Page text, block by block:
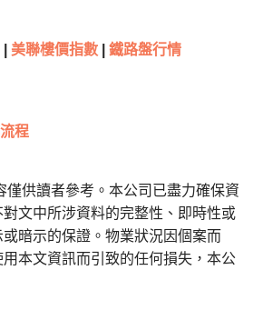
美聯樓價指數| 鐵路盤行情
程
僅供讀者參考。本公司已盡力確保資
文中所涉資料的完整性、即時性或
暗示的保證。物業狀況因個案而
本文資訊而引致的任何損失，本公